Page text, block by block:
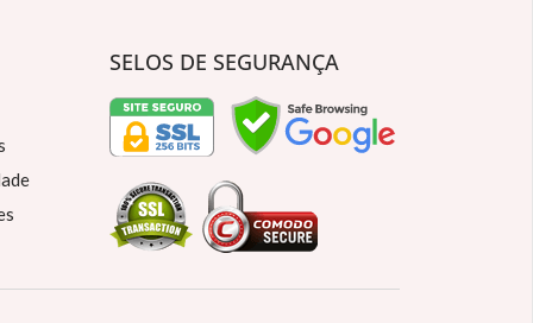
SELOS DE SEGURANÇA